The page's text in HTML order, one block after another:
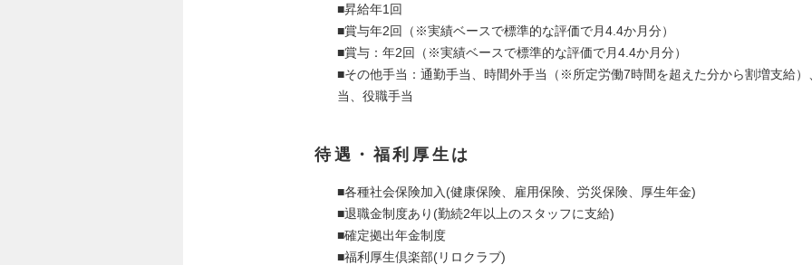
■昇給年1回
■賞与年2回（※実績ベースで標準的な評価で月4.4か月分）
■賞与：年2回（※実績ベースで標準的な評価で月4.4か月分）
■その他手当：通勤手当、時間外手当（※所定労働7時間を超えた分から割増支給）
当、役職手当
待遇・福利厚生は
■各種社会保険加入(健康保険、雇用保険、労災保険、厚生年金)
■退職金制度あり(勤続2年以上のスタッフに支給)
■確定拠出年金制度
■福利厚生倶楽部(リロクラブ)